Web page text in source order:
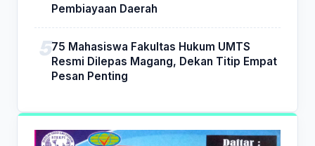
Pembiayaan Daerah
75 Mahasiswa Fakultas Hukum UMTS
Resmi Dilepas Magang, Dekan Titip Empat
Pesan Penting